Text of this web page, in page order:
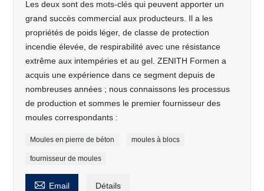
Les deux sont des mots-clés qui peuvent apporter un
grand succès commercial aux producteurs. Il a les
propriétés de poids léger, de classe de protection
incendie élevée, de respirabilité avec une résistance
extrême aux intempéries et au gel. ZENITH Formen a
acquis une expérience dans ce segment depuis de
nombreuses années ; nous connaissons les processus
de production et sommes le premier fournisseur des
moules correspondants :
Moules en pierre de béton moules à blocs
fournisseur de moules
 Email Détails